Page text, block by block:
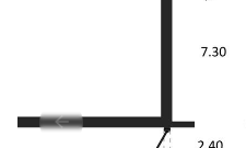
Прокрутить влево